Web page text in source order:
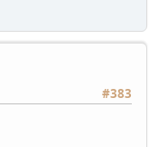
#383